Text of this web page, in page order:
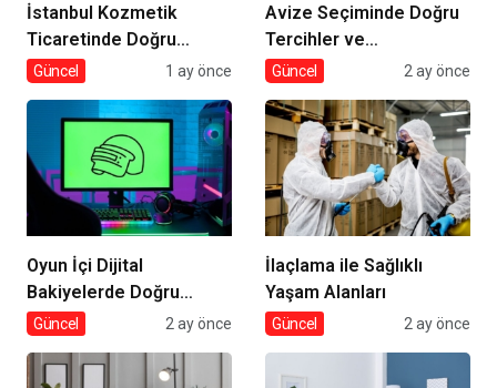
İstanbul Kozmetik
Ticaretinde Doğru
Tedarik
Güncel 1 ay önce
Avize Seçiminde Doğru
Tercihler ve
Dekorasyona Etkisi
Güncel 2 ay önce
Oyun İçi Dijital
Bakiyelerde Doğru
Tercihler
Güncel 2 ay önce
İlaçlama ile Sağlıklı
Yaşam Alanları
Güncel 2 ay önce